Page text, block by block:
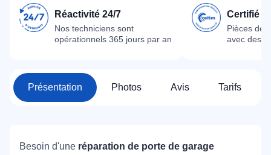
Réactivité 24/7
Nos techniciens sont
opérationnels 365 jours par an
Certifié
Pièces
avec des
Présentation Photos Avis Tarifs
Besoin d'une réparation de porte de garage